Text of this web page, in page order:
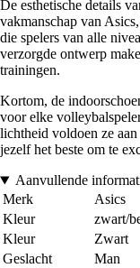
De esthetische details
vakmanschap van
die spelers van alle
verzorgde ontwerp
trainingen.
Kortom, de
voor elke
lichtheid voldoen ze
jezelf het beste om te
Aanvullende
Merk
Asics
Kleur
zwart/
Kleur
Zwart
Geslacht
Man